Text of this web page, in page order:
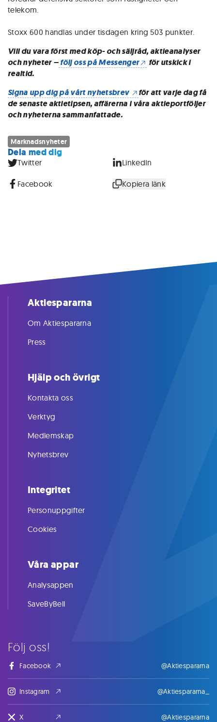
telekom.
Stoxx 600 handlas under tisdagen kring 503 punkter.
Vill du vara först med köp- och säljråd, aktieanalyser
och nyheter –följ oss på Messenger
för utskick i
realtid.
Signa upp dig på vårt nyhetsbrev
för att varje dag få
de senaste aktietipsen, affärerna i våra aktieportföljer
och nyheterna sammanfattade.
Marknadsnyheter
Dela med dig
Twitter LinkedIn
Facebook Kopiera länk
Följ oss!
Facebook @Aktiespararna
Instagram @Aktiespararna_
X @Aktiespararna
Aktiespararna
Om Aktiespararna
Press
Hjälp och övrigt
Kontakta oss
Verktyg
Medlemskap
Nyhetsbrev
Integritet
Personuppgifter
Cookies
Våra appar
Analysappen
SaveByBell